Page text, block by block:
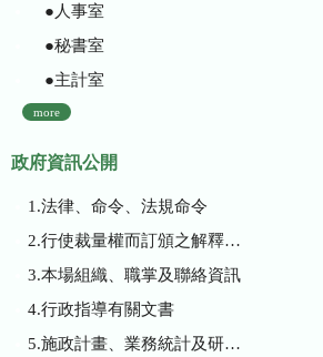
●人事室
●秘書室
●主計室
more
政府資訊公開
1.法律、命令、法規命令
2.行使裁量權而訂頒之解釋性規定及裁量基準
3.本場組織、職掌及聯絡資訊
4.行政指導有關文書
5.施政計畫、業務統計及研究報告